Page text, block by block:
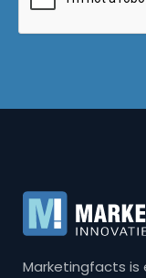
Marketingfacts is